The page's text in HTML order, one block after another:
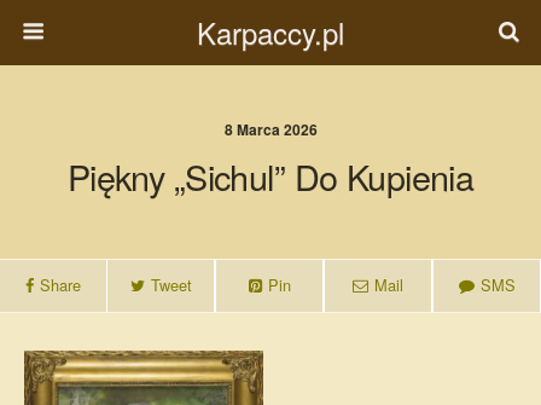
Karpaccy.pl
8 Marca 2026
Piękny „sichul” Do Kupienia
Share Tweet Pin Mail SMS